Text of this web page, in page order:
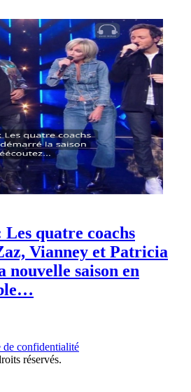
Les quatre coachs
Vianney et Patricia
nouvelle saison en
de confidentialité
réservés.